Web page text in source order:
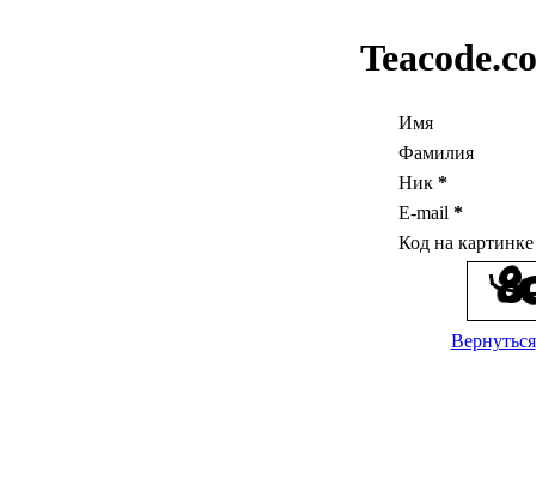
Имя
Фамилия
Ник *
E-mail *
Код на
Вернуться